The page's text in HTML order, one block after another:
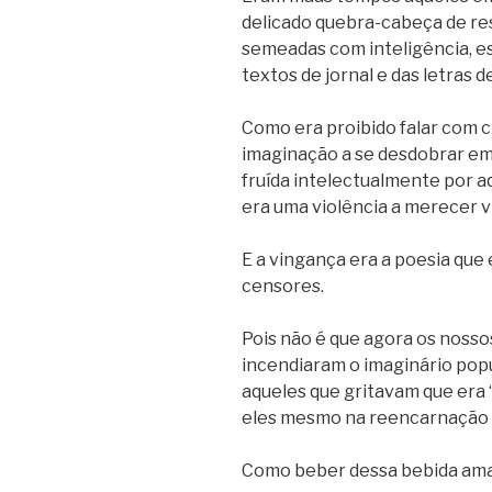
delicado quebra-cabeça de
semeadas com inteligência,
textos de jornal e das letras
Como era proibido falar com
imaginação a se desdobrar
fruída intelectualmente por
era uma violência a merecer
E a vingança era a poesia
censores.
Pois não é que agora os
incendiaram o imaginário
aqueles que gritavam que
eles mesmo na
Como beber dessa bebida